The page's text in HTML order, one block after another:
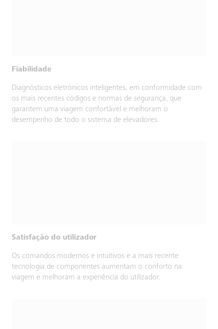
Fiabilidade
Diagnósticos eletrónicos inteligentes, em conformidade com
os mais recentes códigos e normas de segurança, que
garantem uma viagem confortável e melhoram o
desempenho de todo o sistema de elevadores.
Satisfação do utilizador
Os comandos modernos e intuitivos e a mais recente
tecnologia de componentes aumentam o conforto na
viagem e melhoram a experiência do utilizador.